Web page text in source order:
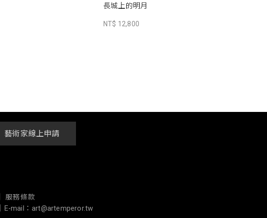
長城上的明月
NT$ 12,800
藝術家線上申請
服務條款
E-mail：art@artemperor.tw